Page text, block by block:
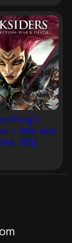
Fury’s
— War and
X|S]